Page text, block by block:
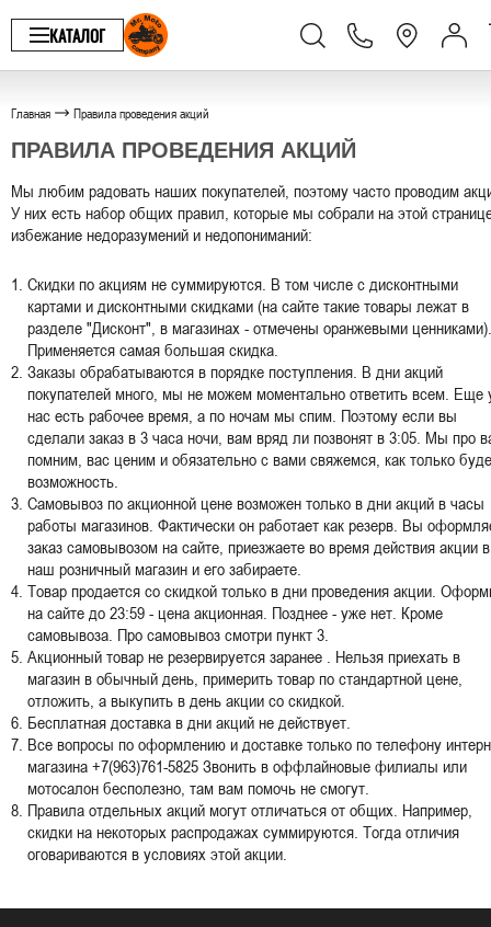
КАТАЛОГ
Главная Правила проведения акций
ПРАВИЛА ПРОВЕДЕНИЯ АКЦИЙ
Мы любим радовать наших покупателей, поэтому часто проводим
У них есть набор общих правил, которые мы собрали на этой
избежание недоразумений и недопониманий:
Скидки по акциям не суммируются. В том числе с дисконтными
картами и дисконтными скидками (на сайте такие товары лежат в
разделе "Дисконт", в магазинах - отмечены оранжевыми ценниками).
Применяется самая большая скидка.
Заказы обрабатываются в порядке поступления. В дни акций
покупателей много, мы не можем моментально ответить всем. Еще
нас есть рабочее время, а по ночам мы спим. Поэтому если вы
сделали заказ в 3 часа ночи, вам вряд ли позвонят в 3:05. Мы про
помним, вас ценим и обязательно с вами свяжемся, как только
возможность.
Самовывоз по акционной цене возможен только в дни акций в часы
работы магазинов. Фактически он работает как резерв. Вы
заказ самовывозом на сайте, приезжаете во время действия акции в
наш розничный магазин и его забираете.
Товар продается со скидкой только в дни проведения акции.
на сайте до 23:59 - цена акционная. Позднее - уже нет. Кроме
самовывоза. Про самовывоз смотри пункт 3.
Акционный товар не резервируется заранее . Нельзя приехать в
магазин в обычный день, примерить товар по стандартной цене,
отложить, а выкупить в день акции со скидкой.
Бесплатная доставка в дни акций не действует.
Все вопросы по оформлению и доставке только по телефону
магазина +7(963)761-5825 Звонить в оффлайновые филиалы или
мотосалон бесполезно, там вам помочь не смогут.
Правила отдельных акций могут отличаться от общих. Например,
скидки на некоторых распродажах суммируются. Тогда отличия
оговариваются в условиях этой акции.